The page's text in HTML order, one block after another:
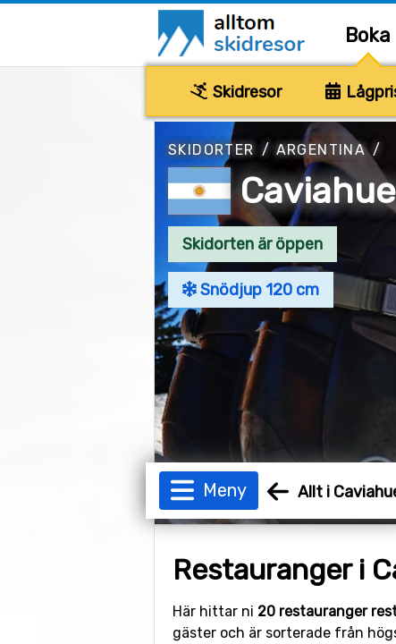
Boka
Skidresor
SKIDORTER / ARGENTINA/
Caviahue
Skidorten är öppen
Snödjup 120 cm
Meny Allt i
Restauranger i
Här hittar ni 20 restauranger
gäster och är sorterade från